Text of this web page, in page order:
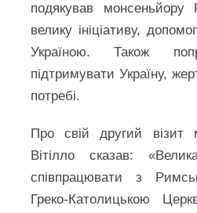
подякував монсеньйору
велику ініціативу,
Україною. Також
підтримувати Україну,
потребі.
Про свій другий візит
Вітілло сказав:
співпрацювати з
Греко-Католицькою